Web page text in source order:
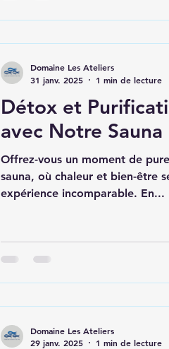
Détox et
avec Notre Sauna
Offrez-vous un moment de
sauna, où chaleur et bien-être
expérience incomparable. En...
Domaine Les Ateliers
31 janv. 2025
1 min de lecture
Domaine Les Ateliers
29 janv. 2025
1 min de lecture